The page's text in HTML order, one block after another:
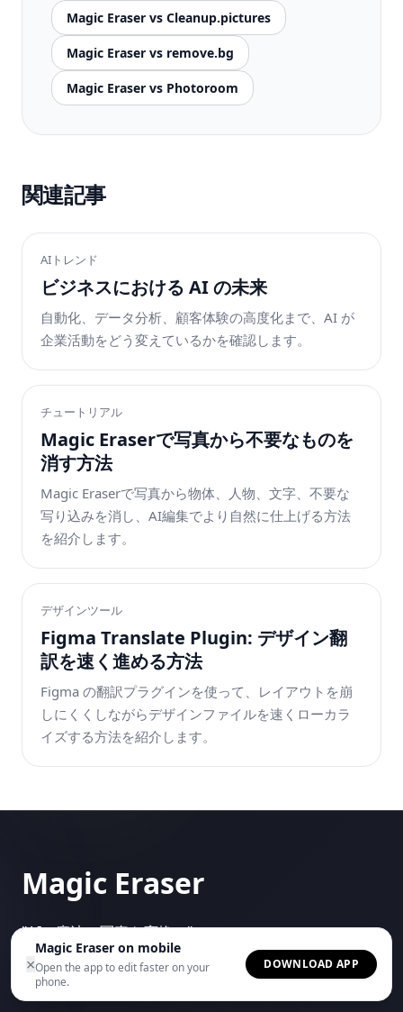
×
Magic Eraser on mobile
Open the app to edit faster on your
phone.
DOWNLOAD APP
Magic Eraser vs Cleanup.pictures
Magic Eraser vs remove.bg
Magic Eraser vs Photoroom
関連記事
AIトレンド
ビジネスにおける AI の未来
自動化、データ分析、顧客体験の高度化まで、AI が
企業活動をどう変えているかを確認します。
チュートリアル
Magic Eraserで写真から不要なものを
消す方法
Magic Eraserで写真から物体、人物、文字、不要な
写り込みを消し、AI編集でより自然に仕上げる方法
を紹介します。
デザインツール
Figma Translate Plugin: デザイン翻
訳を速く進める方法
Figma の翻訳プラグインを使って、レイアウトを崩
しにくくしながらデザインファイルを速くローカラ
イズする方法を紹介します。
Magic Eraser
"AIの魔法で写真を変換。"
アプリを見る